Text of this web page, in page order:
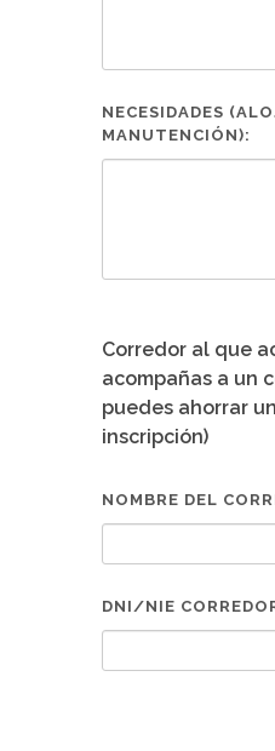
NECESIDADES
MANUTENCIÓN):
Corredor al que
acompañas a un
puedes ahorrar
inscripción)
NOMBRE DEL
DNI/NIE